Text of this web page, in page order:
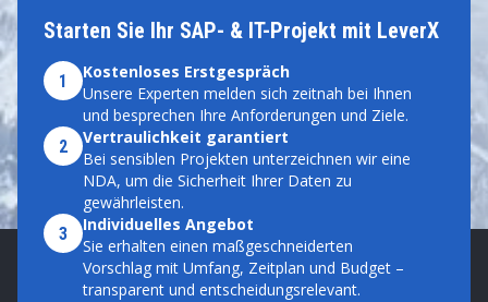
Starten Sie Ihr SAP- & IT-Projekt mit LeverX
1
Kostenloses Erstgespräch
Unsere Experten melden sich zeitnah bei Ihnen
und besprechen Ihre Anforderungen und Ziele.
2
Vertraulichkeit garantiert
Bei sensiblen Projekten unterzeichnen wir eine
NDA, um die Sicherheit Ihrer Daten zu
gewährleisten.
3
Individuelles Angebot
Sie erhalten einen maßgeschneiderten
Vorschlag mit Umfang, Zeitplan und Budget –
transparent und entscheidungsrelevant.